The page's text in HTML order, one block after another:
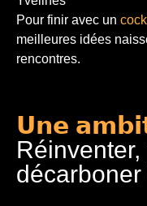
Pour finir avec un
meilleures idées
rencontres.
𝗨𝗻𝗲